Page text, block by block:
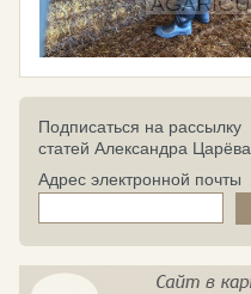
Подписаться на рассылку
статей Александра Царёва
Адрес электронной почты